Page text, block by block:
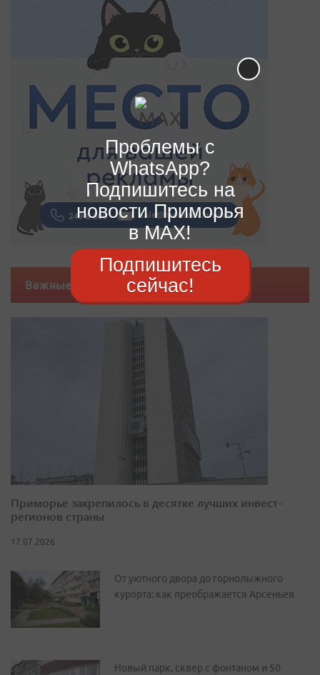
Важные новости
Приморье закрепилось в десятке лучших инвест-
регионов страны
17.07.2026
От уютного двора до горнолыжного
курорта: как преображается Арсеньев
Новый парк, сквер с фонтаном и 50
Проблемы с
WhatsApp?
Подпишитесь на
новости Приморья
в MAX!
Подпишитесь
сейчас!